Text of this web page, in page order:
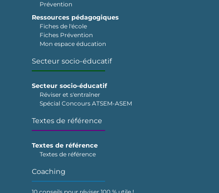
Prévention
Ressources pédagogiques
Fiches de l'école
Fiches Prévention
Mon espace éducation
Secteur socio-éducatif
Secteur socio-éducatif
Réviser et s'entraîner
Spécial Concours ATSEM-ASEM
Textes de référence
Textes de référence
Textes de référence
Coaching